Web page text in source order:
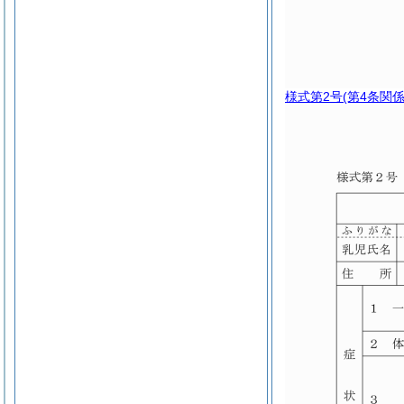
様式第2号(第4条関